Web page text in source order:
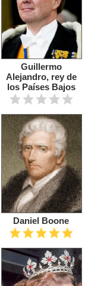
Guillermo
Alejandro, rey de
los Países Bajos
Daniel Boone